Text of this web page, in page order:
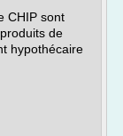
CHIP sont
de
hypothécaire